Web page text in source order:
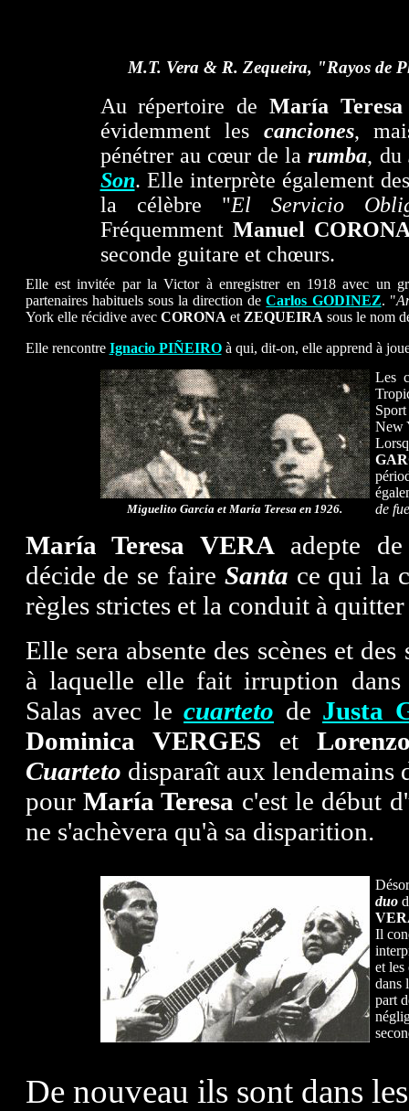
M.T. Vera & R. Zequeira, "Rayos de
Au répertoire de María
évidemment les canciones,
pénétrer au cœur de larumba, du
Son. Elle interprète également
la célèbre "El Servicio
Fréquemment Manuel
seconde guitare et chœurs.
Elle est invitée par la Victor à enregistrer en 1918 avec un
partenaires habituels sous la direction deCarlos GODINEZ. "
York elle récidive avec CORONA et ZEQUEIRA sous le nom
Elle rencontre Ignacio PIÑEIROà qui, dit-on, elle apprend à
Miguelito García et María Teresa en 1926.
Les
New
de
María Teresa VERAadepte de
décide de se faire Santa ce qui la
règles strictes et la conduit à
Elle sera absente des scènes et
à laquelle elle fait irruption
Salas avec le cuarteto de Justa
Dominica VERGES et
Cuarteto disparaît aux lendemains
pour María Teresa c'est le début
ne s'achèvera qu'à sa disparition.
duo
Il
et les
dans
part
De nouveau ils sont dans